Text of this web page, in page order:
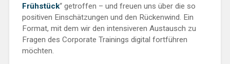
Frühstück“ getroffen – und freuen uns über die so
positiven Einschätzungen und den Rückenwind. Ein
Format, mit dem wir den intensiveren Austausch zu
Fragen des Corporate Trainings digital fortführen
möchten.